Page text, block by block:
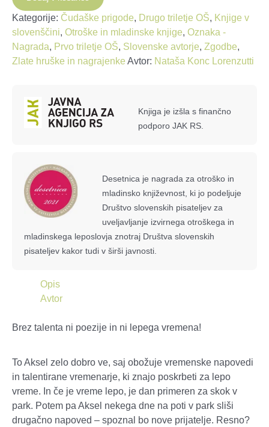
kot
pes
količina
Kategorije: Čudaške prigode, Drugo triletje OŠ, Knjige v
slovenščini, Otroške in mladinske knjige, Oznaka -
Nagrada, Prvo triletje OŠ, Slovenske avtorje, Zgodbe,
Zlate hruške in nagrajenke Avtor: Nataša Konc Lorenzutti
Knjiga je izšla s finančno
podporo JAK RS.
Desetnica je nagrada za otroško in
mladinsko književnost, ki jo podeljuje
Društvo slovenskih pisateljev za
uveljavljanje izvirnega otroškega in
mladinskega leposlovja znotraj Društva slovenskih
pisateljev kakor tudi v širši javnosti.
Opis
Avtor
Brez talenta ni poezije in ni lepega vremena!
To Aksel zelo dobro ve, saj obožuje vremenske napovedi
in talentirane vremenarje, ki znajo poskrbeti za lepo
vreme. In če je vreme lepo, je dan primeren za skok v
park. Potem pa Aksel nekega dne na poti v park sliši
drugačno napoved – spoznal bo nove prijatelje. Resno?